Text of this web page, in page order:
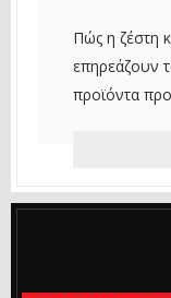
Πώς η ζέστη
επηρεάζουν
προϊόντα